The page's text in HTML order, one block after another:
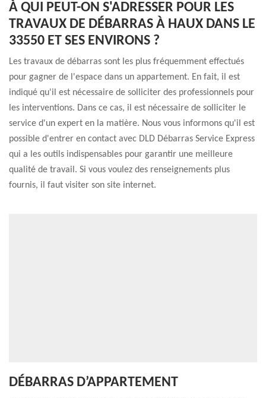
À QUI PEUT-ON S'ADRESSER POUR LES
TRAVAUX DE DÉBARRAS À HAUX DANS LE
33550 ET SES ENVIRONS ?
Les travaux de débarras sont les plus fréquemment effectués
pour gagner de l'espace dans un appartement. En fait, il est
indiqué qu'il est nécessaire de solliciter des professionnels pour
les interventions. Dans ce cas, il est nécessaire de solliciter le
service d'un expert en la matière. Nous vous informons qu'il est
possible d'entrer en contact avec DLD Débarras Service Express
qui a les outils indispensables pour garantir une meilleure
qualité de travail. Si vous voulez des renseignements plus
fournis, il faut visiter son site internet.
DÉBARRAS D’APPARTEMENT